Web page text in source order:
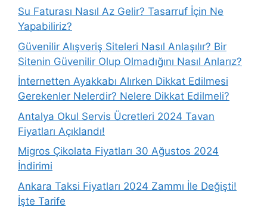
Su Faturası Nasıl Az Gelir? Tasarruf İçin Ne
Yapabiliriz?
Güvenilir Alışveriş Siteleri Nasıl Anlaşılır? Bir
Sitenin Güvenilir Olup Olmadığını Nasıl Anlarız?
İnternetten Ayakkabı Alırken Dikkat Edilmesi
Gerekenler Nelerdir? Nelere Dikkat Edilmeli?
Antalya Okul Servis Ücretleri 2024 Tavan
Fiyatları Açıklandı!
Migros Çikolata Fiyatları 30 Ağustos 2024
İndirimi
Ankara Taksi Fiyatları 2024 Zammı İle Değişti!
İşte Tarife